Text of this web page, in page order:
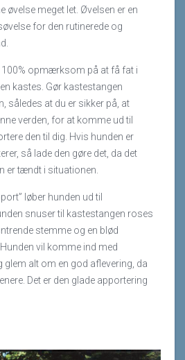
øvelse meget let. Øvelsen er en
for den rutinerede og
100% opmærksom på at få fat i
kastes. Gør kastestangen
således at du er sikker på, at
verden, for at komme ud til
den til dig. Hvis hunden er
så lade den gøre det, da det
er tændt i situationen.
løber hunden ud til
snuser til kastestangen roses
stemme og en blød
vil komme ind med
glem alt om en god aflevering, da
Det er den glade apportering